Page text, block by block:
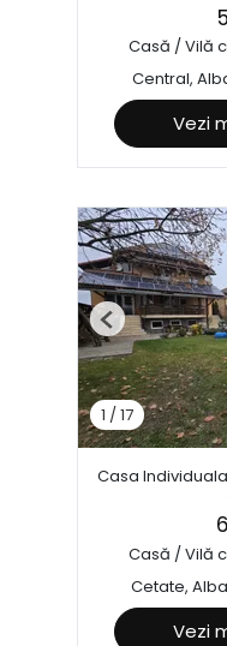
Casă / Vilă
Central,
Vezi
1 / 17
Previous
Casa
Casă / Vilă
Cetate,
Vezi